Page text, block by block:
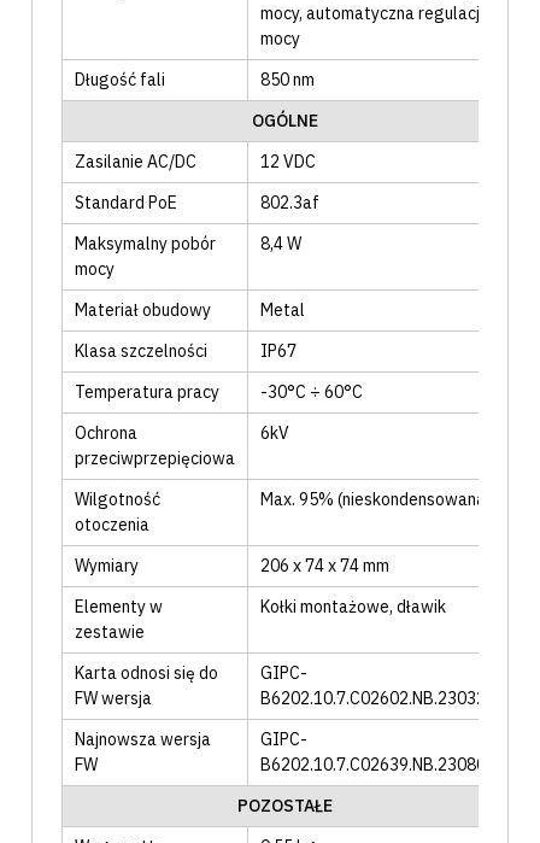
mocy, automatyczna regulacja
mocy
Długość fali
850nm
OGÓLNE
Zasilanie AC/DC
12 VDC
Standard PoE
802.3af
Maksymalny pobór
mocy
8,4W
Materiał obudowy
Metal
Klasa szczelności
IP67
Temperatura pracy
-30°C ÷ 60°C
Ochrona
przeciwprzepięciowa
6kV
Wilgotność
otoczenia
Max. 95% (nieskondensowana)
Wymiary
206 x 74 x 74 mm
Elementy w
zestawie
Kołki montażowe, dławik
Karta odnosi się do
FW wersja
GIPC-
B6202.10.7.C02602.NB.230321
Najnowsza wersja
FW
GIPC-
B6202.10.7.C02639.NB.230801
POZOSTAŁE